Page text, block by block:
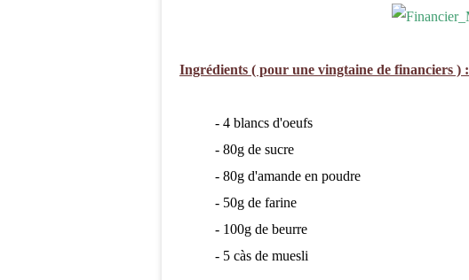
Ingrédients ( pour une vingtaine de financiers ) :
- 4 blancs d'oeufs
- 80g de sucre
- 80g d'amande en poudre
- 50g de farine
- 100g de beurre
- 5 càs de muesli